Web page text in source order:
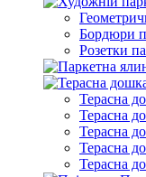
Бордюри
Розетки
Терасна
Терасна
Терасна
Терасна
Терасна